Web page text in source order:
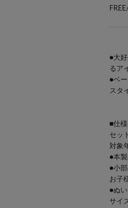
●大
るア
●ベ
スタ
■仕
セッ
対象
●本
●小
お子
●ぬ
サイ